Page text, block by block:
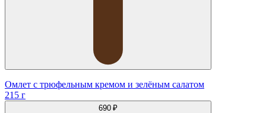
Омлет с трюфельным кремом и зелёным салатом
215 г
690 ₽